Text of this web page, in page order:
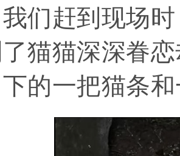
们赶到现场
猫猫深深眷
的一把猫条